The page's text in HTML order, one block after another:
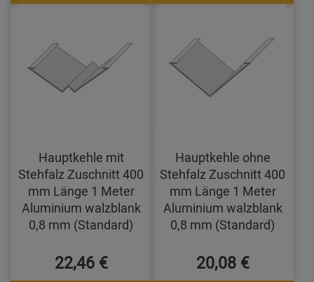
Hauptkehle mit
Stehfalz Zuschnitt 400
mm Länge 1 Meter
Aluminium walzblank
0,8 mm (Standard)
22,46 €
Hauptkehle ohne
Stehfalz Zuschnitt 400
mm Länge 1 Meter
Aluminium walzblank
0,8 mm (Standard)
20,08 €